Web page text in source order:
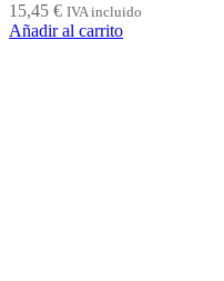
15,45 € IVA incluido
Añadir al carrito